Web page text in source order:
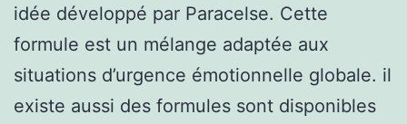
idée développé par Paracelse. Cette
formule est un mélange adaptée aux
situations d’urgence émotionnelle globale. il
existe aussi des formules sont disponibles